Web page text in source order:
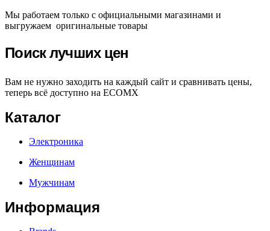
Мы работаем только с официальными магазинами и
выгружаем оригинальные товары
Поиск лучших цен
Вам не нужно заходить на каждый сайт и сравнивать цены,
теперь всё доступно на ECOMX
Каталог
Электроника
Женщинам
Мужчинам
Информация